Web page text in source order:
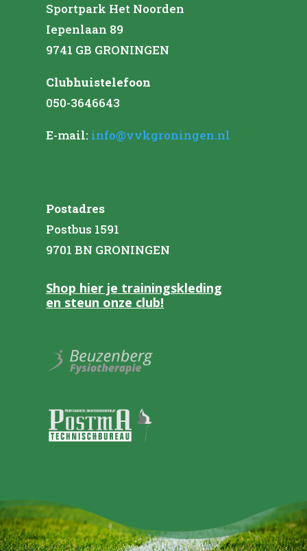
Sportpark Het Noorden
Iepenlaan 89
9741 GB GRONINGEN
Clubhuistelefoon
050-3646643
E-mail: info@vvkgroningen.nl
Postadres
Postbus 1591
9701 BN GRONINGEN
Shop hier je trainingskleding
en steun onze club!